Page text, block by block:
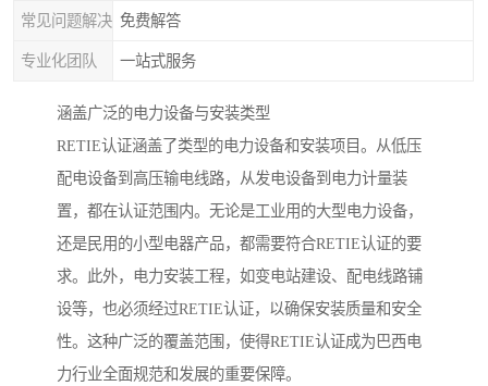
常见问题解决 免费解答
专业化团队 一站式服务
涵盖广泛的电力设备与安装类型
RETIE认证涵盖了类型的电力设备和安装项目。从低压
配电设备到高压输电线路，从发电设备到电力计量装
置，都在认证范围内。无论是工业用的大型电力设备，
还是民用的小型电器产品，都需要符合RETIE认证的要
求。此外，电力安装工程，如变电站建设、配电线路铺
设等，也必须经过RETIE认证，以确保安装质量和安全
性。这种广泛的覆盖范围，使得RETIE认证成为巴西电
力行业全面规范和发展的重要保障。